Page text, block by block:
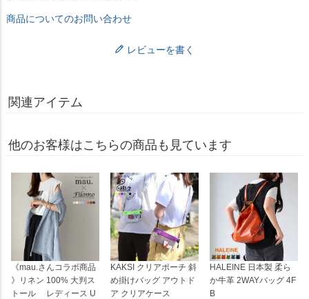
商品についてのお問い合わせ
レビューを書く
関連アイテム
他のお客様はこちらの商品も見ています
《mau.さんコラボ商品
》リネン 100% 大判ス
トール レディース U
KAKSI クリアポーチ 斜
め掛けバッグ アウトド
ア クリアケース
HALEINE 日本製 柔ら
か牛革 2WAYバッグ 4F
B